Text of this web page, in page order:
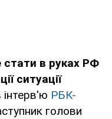
в руках РФ
ситуації
РБК-
голови